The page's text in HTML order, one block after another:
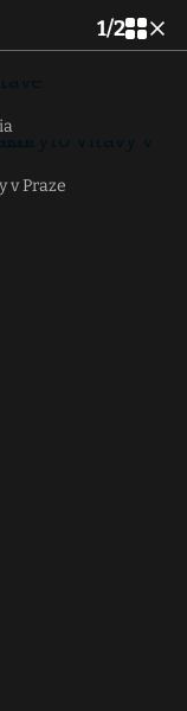
1/2
v Praze